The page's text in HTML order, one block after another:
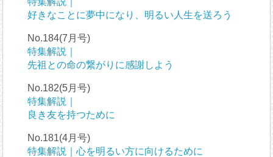
好きなことに夢中になり、明るい人生を送ろう
No.184(7月号)
特集解説｜
先祖との命の繋がりに感謝しよう
No.182(5月号)
特集解説｜
良き友を持つために
No.181(4月号)
特集解説｜心を明るい方に向けるために